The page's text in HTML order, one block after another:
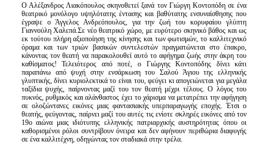
Ο Αλέξανδρος Λιακόπουλος σκηνοθετεί ξανά τον Γιώργη Κοντοπόδη σε ένα
θεατρικό μονόλογο υψηλότατης έντασης και βαθύτατης ενσυναίσθησης που
έγραψε ο Άγγελος Ανδρεόπουλος, για την ζωή του κορυφαίου γλύπτη
Γιαννούλη Χαλεπά.Σε νέο θεατρικό χώρο, με ευρύτερο σκηνικό βάθος και ως
εκ τούτου πλήρη αξιοποίηση της κίνησης και των φωτισμών, το καλλιτεχνικό
όραμα και των τριών βασικών συντελεστών πραγματώνεται στο έπακρο,
κάνοντας τον θεατή να παρακολουθεί αυτό το αφήγημα ζωής στην άκρη του
καθίσματος! Τελειότερος από ποτέ, ο Γιώργης Κοντοπόδης δίνει κάτι
παραπάνω από ψυχή στην ενσάρκωση του Σαλού Άγιου της ελληνικής
γλυπτικής, δίνει κυριολεκτικά το είναι του, φεύγει κι απογειώνεται για μεγάλα
ταξίδια ψυχής, παίρνοντας μαζί του τον θεατή μέχρι τέλους. Ο λόγος του
πυκνός, ρυθμικός και αλάνθαστος έχει το χάρισμα να μετατρέπει την αφήγηση
σε ολοζώντανες εικόνες μιας φαντασιακής υπερπαραγωγής εποχής. Έτσι ο
θεατής, φεύγοντας, παίρνει μαζί του αυτές τις ενίοτε σκληρές εικόνες από τον
19ο αιώνα μιας ιδιότυπης ελληνικής πατριαρχικής αυστηρότητας όπου οι
καθορισμένοι ρόλοι συντρίβουν όνειρα και δεν αφήνουν περιθώρια διαφυγής
σε ένα καλλιτέχνη, οδηγώντας τον σταδιακά στην τρέλα.